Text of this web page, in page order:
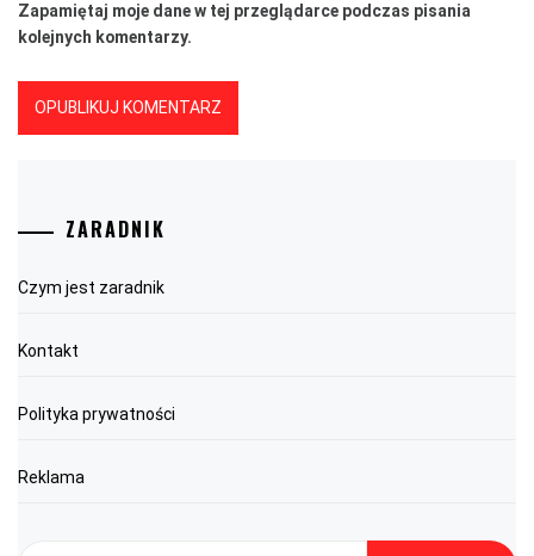
Zapamiętaj moje dane w tej przeglądarce podczas pisania
kolejnych komentarzy.
ZARADNIK
Czym jest zaradnik
Kontakt
Polityka prywatności
Reklama